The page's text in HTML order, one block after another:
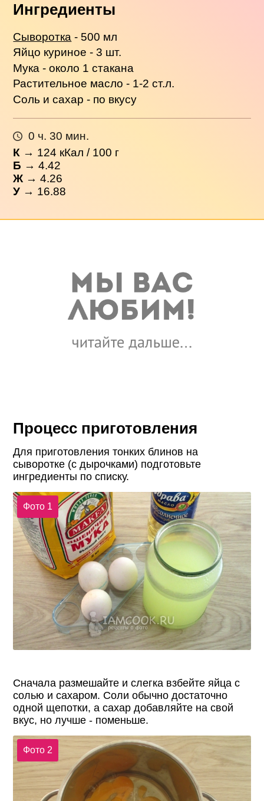
Ингредиенты
Сыворотка - 500 мл
Яйцо куриное - 3 шт.
Мука - около 1 стакана
Растительное масло - 1-2 ст.л.
Соль и сахар - по вкусу
0 ч. 30 мин.
К → 124 кКал / 100 г
Б → 4.42
Ж → 4.26
У → 16.88
Процесс приготовления
Для приготовления тонких блинов на
сыворотке (с дырочками) подготовьте
ингредиенты по списку.
Фото 1
Сначала размешайте и слегка взбейте яйца с
солью и сахаром. Соли обычно достаточно
одной щепотки, а сахар добавляйте на свой
вкус, но лучше - поменьше.
Фото 2